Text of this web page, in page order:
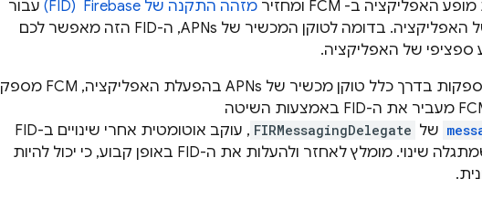
FCM ומחזיר מזהה התקנה של Firebase ‏ (FID)
עבור
מופע אפליקציית הלקוח בהפעלה של האפליקציה. בדומה לטוקן המכשיר של APNs, ה-FID הזה מאפשר לכם
של האפליקציה.
FCM מספק
של FIRMessagingDelegate
, עוקב אוטומטית אחרי שינויים ב-FID
ומפעיל את השיטה עם FID חדש כשמתגלה שינוי. מומלץ לאחזר ולהעלות את ה-FID באופן קבוע, כי יכול להיות